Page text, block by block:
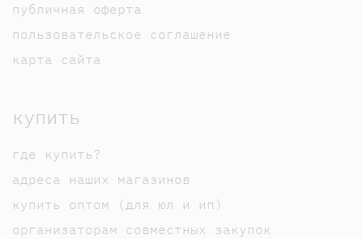
публичная оферта
пользовательское соглашение
карта сайта
купить
где купить?
адреса наших магазинов
купить оптом (для юл и ип)
организаторам совместных закупок